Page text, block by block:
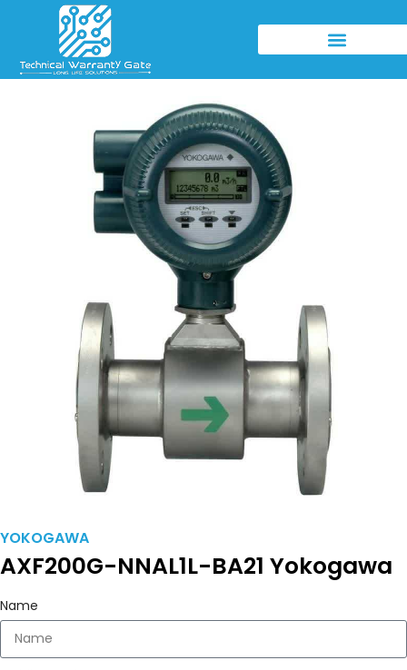
YOKOGAWA
AXF200G-NNAL1L-BA21 Yokogawa
Name